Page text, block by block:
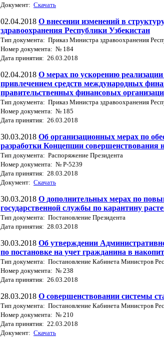
Документ: Скачать
02.04.2018 О внесении изменений в
здравоохранения Республики Узбекистан
Тип документа: Приказ Министра здравоохранения
Номер документа: № 184
Дата принятия: 26.03.2018
02.04.2018 О мерах по ускорению
привлечением средств международных
правительственных финансовых
Тип документа: Приказ Министра здравоохранения
Номер документа: № 185
Дата принятия: 26.03.2018
30.03.2018 Об организационных мерах по
разработки Концепции совершенствования
Тип документа: Распоряжение Президента
Номер документа: № Р-5239
Дата принятия: 28.03.2018
Документ: Скачать
30.03.2018 О дополнительных мерах по
государственной службы по карантину
Тип документа: Постановление Президента
Дата принятия: 28.03.2018
30.03.2018 Об утверждении
по постановке на учет гражданина в
Тип документа: Постановление Кабинета Министров
Номер документа: № 238
Дата принятия: 26.03.2018
28.03.2018 О совершенствовании системы
Тип документа: Постановление Кабинета Министров
Номер документа: № 210
Дата принятия: 22.03.2018
Документ: Скачать